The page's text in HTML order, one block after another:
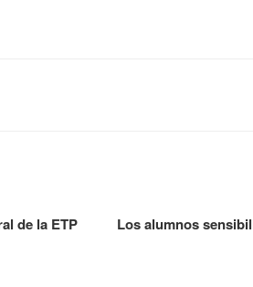
de la ETP
Los alumnos